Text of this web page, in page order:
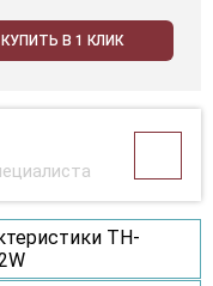
КУПИТЬ В 1 КЛИК
TH-